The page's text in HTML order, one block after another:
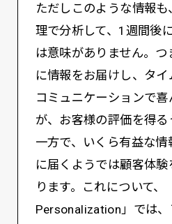
ただしこのような情報
理で分析して、1週間後
は意味がありません。
に情報をお届けし、タ
コミュニケーションで喜
が、お客様の評価を得る
一方で、いくら有益な
に届くようでは顧客体
ります。これについて
Personalization」では